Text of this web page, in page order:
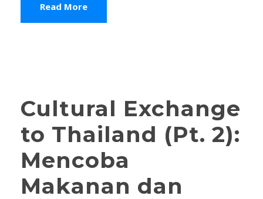
Read More
Cultural Exchange
to Thailand (Pt. 2):
Mencoba
Makanan dan